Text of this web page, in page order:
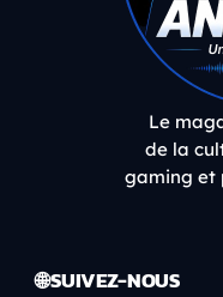
Le
de la
gaming et
🌐 SUIVEZ-NOUS